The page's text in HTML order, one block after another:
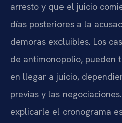
arresto y que el juicio
días posteriores a la
demoras excluibles. Los
de antimonopolio, pueden
en llegar a juicio,
previas y las
explicarle el cronograma